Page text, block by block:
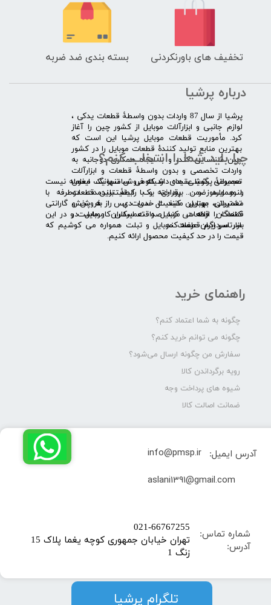
تخفیف های باورنکردنی بسته بندی ضد ضربه
درباره پرشیا
​پرشیا از سال 87 واردات بدون واسطۀ قطعات یدکی ،
لوازم جانبی و ابزارآلات موبایل از کشور چین را آغاز
کرد. مأموریت قطعات موبایل پرشیا این است که
بهترین منابع تولید کنندۀ قطعات موبایل را در کشور
چین شناسایی کند، و با ایجاد همکاری دوجانبه به
واردات تخصصی و بدون واسطۀ قطعات و ابزارآلات
تعمیراتی گوشی های شیائومی سامسونگ ایفون
لنوو ایسوز و .... پرداخته و با کیفیت­ترین قطعات
تعمیراتی موبایل مانند ال سی دی را به پخش
کنندگان قطعات موبایل و تعمیرکاران موبایل در
سرتاسر ایران عرضه کند.
راهنمای خرید
چگونه به شما اعتماد کنم؟
چگونه می توانم خرید کنم؟
سفارش من چگونه ارسال می‌شود؟
رویه برگرداندن کالا
شیوه های پرداخت وجه
ضمانت اصالت کالا
چرا باید شما را انتخاب کنم؟
​​ ​مجموعۀ پرشیا عقیده دارد که فروش تنها یک معامله نیست
و همواره ضمن برقراری یک رابطۀ بلندمدت دوطرفه با
مشتریان، بهترین کیفیت خدمات پس از فروش و گارانتی
قطعات را ارائه می­ کند. صداقت اساس کار ماست و در این
بازار سردرگم قطعات موبایل و تبلت همواره می کوشیم که
قیمت را در حد کیفیت محصول ارائه کنیم.
شماره تماس:
آدرس:
​021-66767255
تهران خیابان جمهوری کوچه یغما پلاک 15
زنگ 1
آدرس ایمیل:
info@pmsp.ir
​aslani1391@gmail.com
​​​​تلگرام پرشیا